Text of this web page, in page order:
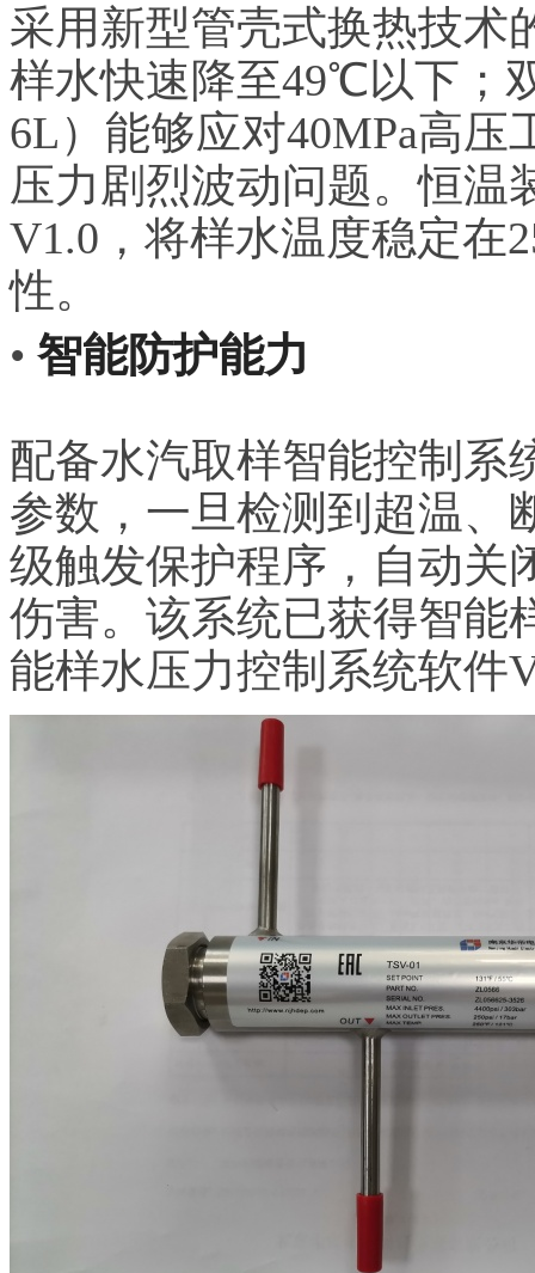
采用新型管壳式换热技术
样水快速降至49℃以下；
6L）能够应对40MPa高
压力剧烈波动问题。恒温
V1.0，将样水温度稳定在
性。
• 智能防护能力
配备水汽取样智能控制系
参数，一旦检测到超温、
级触发保护程序，自动关
伤害。该系统已获得智能
能样水压力控制系统软件